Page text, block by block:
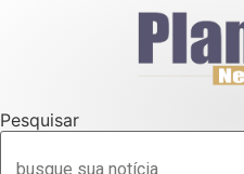
Pesquisar